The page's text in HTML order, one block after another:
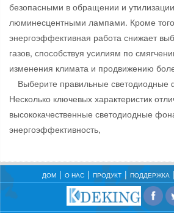
безопасными в обращении и
люминесцентными лампами. Кроме
энергоэффективная работа снижает
газов, способствуя усилиям по
изменения климата и продвижению
Выберите правильные светодиодные
Несколько ключевых характеристик
высококачественные светодиодные
энергоэффективность,
ДОМ О НАС ПРОДУКТ ПОДДЕРЖКА